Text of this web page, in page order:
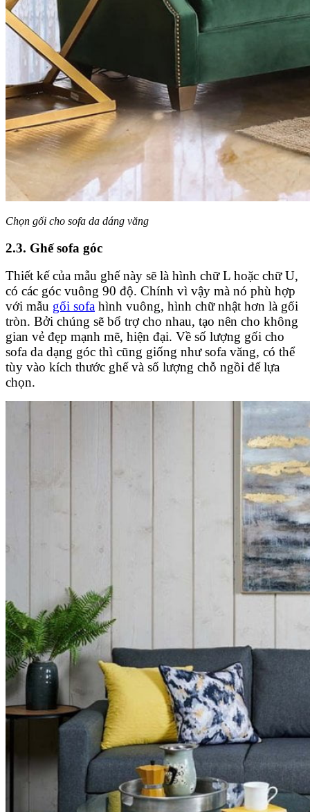
Chọn gối cho sofa da dáng văng
2.3. Ghế sofa góc
Thiết kế của mẫu ghế này sẽ là hình chữ L hoặc chữ U,
có các góc vuông 90 độ. Chính vì vậy mà nó phù hợp
với mẫu gối sofa hình vuông, hình chữ nhật hơn là gối
tròn. Bởi chúng sẽ bổ trợ cho nhau, tạo nên cho không
gian vẻ đẹp mạnh mẽ, hiện đại. Về số lượng gối cho
sofa da dạng góc thì cũng giống như sofa văng, có thể
tùy vào kích thước ghế và số lượng chỗ ngồi để lựa
chọn.